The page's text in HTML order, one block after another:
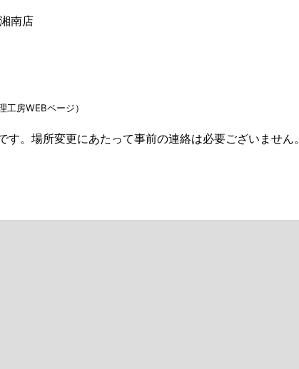
南店
房WEBページ）
。場所変更にあたって事前の連絡は必要ございません。